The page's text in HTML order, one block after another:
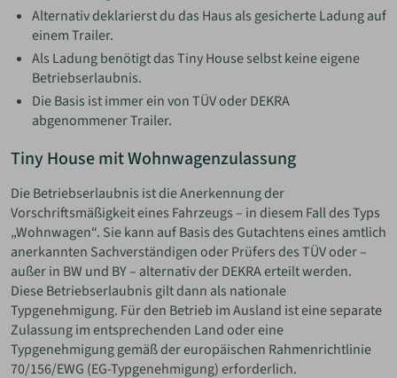
Alternativ deklarierst du das Haus als gesicherte Ladung auf
einem Trailer.
Als Ladung benötigt das Tiny House selbst keine eigene
Betriebserlaubnis.
Die Basis ist immer ein von TÜV oder DEKRA
abgenommener Trailer.
Tiny House mit Wohnwagenzulassung
Die Betriebserlaubnis ist die Anerkennung der
Vorschriftsmäßigkeit eines Fahrzeugs – in diesem Fall des Typs
„Wohnwagen“. Sie kann auf Basis des Gutachtens eines amtlich
anerkannten Sachverständigen oder Prüfers des TÜV oder –
außer in BW und BY – alternativ der DEKRA erteilt werden.
Diese Betriebserlaubnis gilt dann als nationale
Typgenehmigung. Für den Betrieb im Ausland ist eine separate
Zulassung im entsprechenden Land oder eine
Typgenehmigung gemäß der europäischen Rahmenrichtlinie
70/156/EWG (EG-Typgenehmigung) erforderlich.